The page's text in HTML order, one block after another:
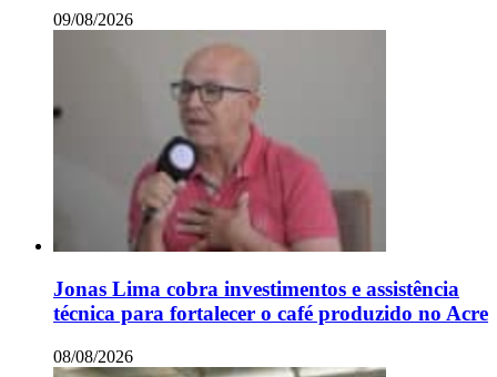
09/08/2026
Jonas Lima cobra investimentos e assistência
técnica para fortalecer o café produzido no Acre
08/08/2026